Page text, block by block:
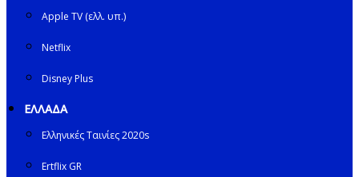
Apple TV (ελλ. υπ.)
Netflix
Disney Plus
ΕΛΛΑΔΑ
Ελληνικές Ταινίες 2020s
Ertflix GR